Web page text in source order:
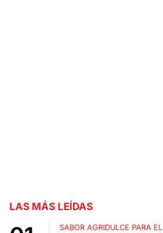
LAS MÁS LEÍDAS
SABOR AGRIDULCE PARA EL